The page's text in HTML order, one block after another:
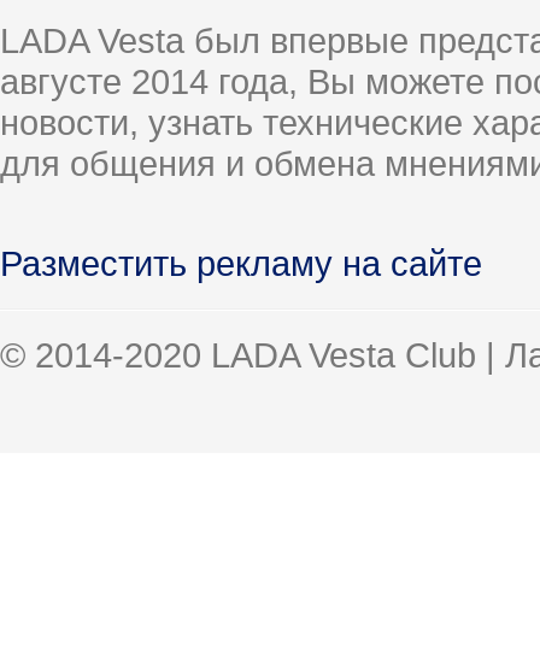
LADA Vesta был впервые
августе 2014 года, Вы можете
новости, узнать технические
для общения и обмена
Разместить рекламу на сайте
© 2014-2020 LADA Vesta Club |